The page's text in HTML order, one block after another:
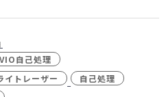
VIO自己処理
イトレーザー
自己処理